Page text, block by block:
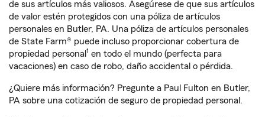
de sus artículos más valiosos. Asegúrese de que sus artículos
de valor estén protegidos con una póliza de artículos
personales en Butler, PA. Una póliza de artículos personales
de State Farm® puede incluso proporcionar cobertura de
propiedad personal 1 en todo el mundo (perfecta para
vacaciones) en caso de robo, daño accidental o pérdida.
¿Quiere más información? Pregunte a Paul Fulton en Butler,
PA sobre una cotización de seguro de propiedad personal.